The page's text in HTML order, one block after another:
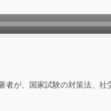
者が、国家試験の対策法、